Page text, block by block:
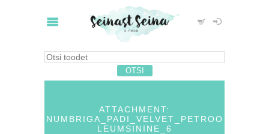
ATTACHMENT:
NUMBRIGA_PADI_VELVET_PETROO
LEUMSININE_6